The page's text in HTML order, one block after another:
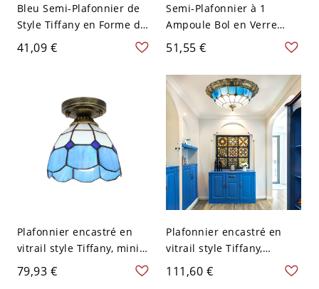
Bleu Semi-Plafonnier de
Style Tiffany en Forme de
Cloche en Vitrail à 1
Lumière Lampe Encastrée
41,09 €
Semi-Plafonnier à 1
Ampoule Bol en Verre
Orange Lampe Semi-
Encastrée Style Tiffany -
110 V-120 V Orange 15,24
cm
51,55 €
Plafonnier encastré en
vitrail style Tiffany, mini
luminaire vintage 7
pouces pour couloir et
79,93 €
Plafonnier encastré en
vitrail style Tiffany,
luminaire méditerranéen
bleu avec finition bronze -
111,60 €